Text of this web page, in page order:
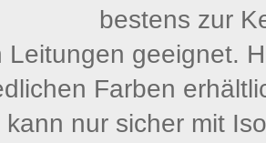
bestens zur
Leitungen geeignet.
Farben
nur sicher mit